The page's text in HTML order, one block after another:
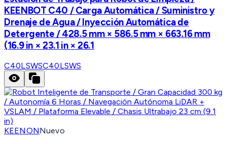
KEENBOT C40 / Carga Automática / Suministro y
Drenaje de Agua / Inyección Automática de
Detergente / 428.5 mm × 586.5 mm × 663.16 mm
(16.9 in × 23.1 in × 26.1
C40LSWSC40LSWS
KEENONNuevo